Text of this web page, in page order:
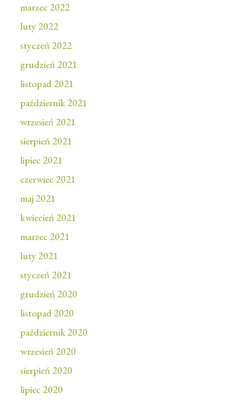
marzec 2022
luty 2022
styczeń 2022
grudzień 2021
listopad 2021
październik 2021
wrzesień 2021
sierpień 2021
lipiec 2021
czerwiec 2021
maj 2021
kwiecień 2021
marzec 2021
luty 2021
styczeń 2021
grudzień 2020
listopad 2020
październik 2020
wrzesień 2020
sierpień 2020
lipiec 2020